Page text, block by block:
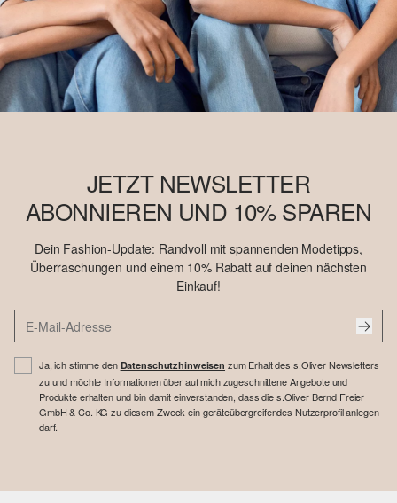
JETZT NEWSLETTER
ABONNIEREN UND 10% SPAREN
Dein Fashion-Update: Randvoll mit spannenden Modetipps,
Überraschungen und einem 10% Rabatt auf deinen nächsten
Einkauf!
Ja, ich stimme den Datenschutzhinweisen zum Erhalt des s.Oliver Newsletters
zu und möchte Informationen über auf mich zugeschnittene Angebote und
Produkte erhalten und bin damit einverstanden, dass die s.Oliver Bernd Freier
GmbH & Co. KG zu diesem Zweck ein geräteübergreifendes Nutzerprofil anlegen
darf.